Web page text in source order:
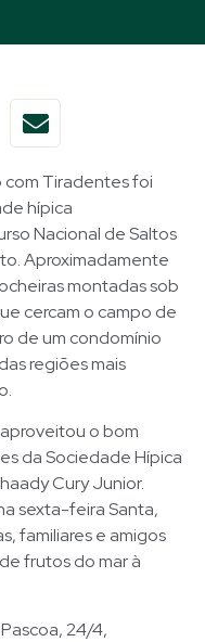
Tiradentes foi
hípica
Nacional de Saltos
Aproximadamente
montadas sob
cercam o campo de
de um condomínio
regiões mais
o bom
da Sociedade Hípica
Cury Junior.
sexta-feira Santa,
familiares e amigos
frutos do mar à
24/4,